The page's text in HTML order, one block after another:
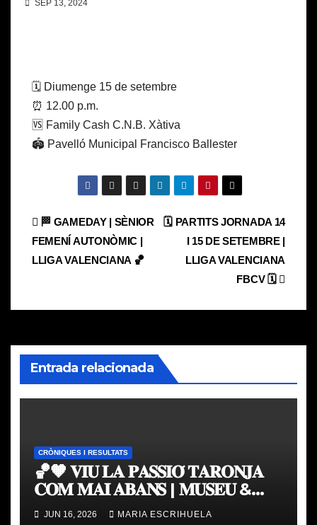
SEP 13, 2024
🗓️ Diumenge 15 de setembre
⏰ 12.00 p.m.
🆚 Family Cash C.N.B. Xàtiva
🏟️ Pavelló Municipal Francisco Ballester
Navegación
de
🗓️ PARTITS JORNADA 14
I 15 DE SETEMBRE |
LLIGA VALENCIANA
FBCV 🗓️
🏁 GAMEDAY | SÈNIOR
FEMENÍ AUTONÒMIC |
LLIGA VALENCIANA 🏀
Entrada relacionada
CRÒNIQUES I RESULTATS
🏀🧡 𝐕𝐈𝐔 𝐋𝐀 𝐏𝐀𝐒𝐒𝐈𝐎́ 𝐓𝐀𝐑𝐎𝐍𝐉𝐀
𝐂𝐎𝐌 𝐌𝐀𝐈 𝐀𝐁𝐀𝐍𝐒 | 𝐌𝐔𝐒𝐄𝐔 &
𝐓𝐎𝐔𝐑 𝐕𝐀𝐋𝐄𝐍𝐂𝐈𝐀 𝐁𝐀𝐒𝐊𝐄𝐓
JUN 16, 2026 MARIA ESCRIHUELA